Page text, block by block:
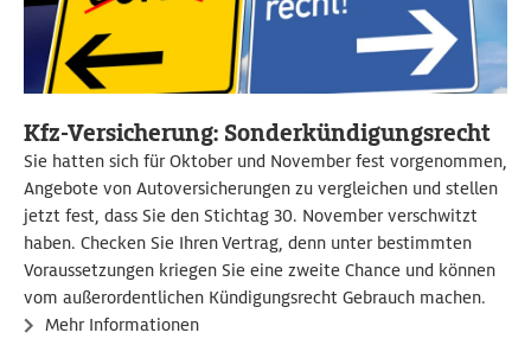
Kfz-Versicherung: Sonderkündigungsrecht
Sie hatten sich für Oktober und November fest vorgenommen,
Angebote von Autoversicherungen zu vergleichen und stellen
jetzt fest, dass Sie den Stichtag 30. November verschwitzt
haben. Checken Sie Ihren Vertrag, denn unter bestimmten
Voraussetzungen kriegen Sie eine zweite Chance und können
vom außerordentlichen Kündigungsrecht Gebrauch machen.
Mehr Informationen